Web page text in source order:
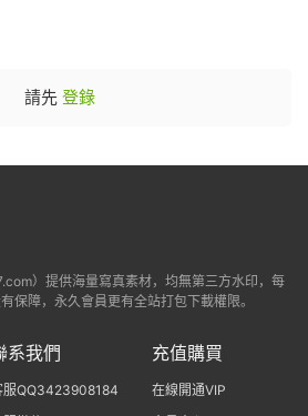
請先 登錄
）提供海量寫真素材，均無第三方水印，每
保障，永久會員更有全站打包下載權限。
系我們
服QQ3423908184
充值購買
在線開通VIP